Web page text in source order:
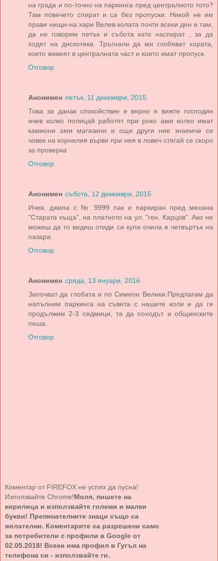
на града и по-точно на паркинга пред централното тото?
Там повечето спират и са без пропуски. Никой не им
прави нищи-на хари Велев колата почти всеки ден е там,
да не говорим петък и събота като наспират , за да
ходят на дискотека. Тръгнали да ми глобяват хората,
които живеят в централната част и които имат пропуск.
Отговор
Анонимен петък, 11 декември, 2015
Това за данак спокойствие е вярно я вижте господин
ичев колко полицай работят при роко ами колко имат
камиони ами магазини и още други ние знаемче си
човек на корнелия върви при нея в ловеч стягай се скоро
за проверка
Отговор
Анонимен събота, 12 декември, 2015
Ичев, джипа с № 9999 пак е паркиран пред механа
"Старата къща", на платното на ул. "ген. Карцов". Ако не
можеш да го видиш отиди си купи очила в четвъртък на
пазара.
Отговор
Анонимен сряда, 13 януари, 2016
Започват да глобата и по Симеон Велики.Предлагам да
напълним паркинга на съвета с нашите коли и да ги
продължим 2-3 седмици, та да походът и общинските
пеша.
Отговор
Коментар от FIREFOX не успях да пусна!
Използвайте Chrome!Моля, пишете на
кирилица и използвайте големи и малки
букви! Препинателните знаци също са
желателни. Коментарите са разрешени само
за потребители с профили в Google от
02.05.2018! Всеки има профил в Гугъл на
телефона си - използвайте ги.